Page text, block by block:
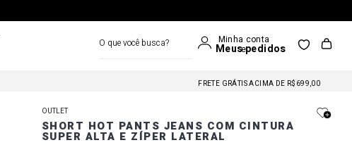
FRETE GRÁTIS ACIMA DE R$699,00
FRETE GRÁTIS NAS COMPRAS A PARTIR DE R$699
FRETE GRÁTIS ACIMA DE R$699,00
FRETE GRÁTIS NAS COMPRAS A PARTIR DE R$699
OUTLET
SHORT HOT PANTS JEANS COM CINTURA
SUPER ALTA E ZÍPER LATERAL